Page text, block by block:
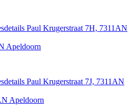
Paul Krugerstraat 7H, 7311AN
Apeldoorn
Paul Krugerstraat 7J, 7311AN
Apeldoorn